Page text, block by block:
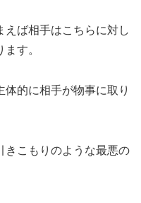
えば相手はこちらに対し
す。
的に相手が物事に取り
きこもりのような最悪の